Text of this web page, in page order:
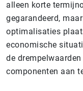
alleen korte
gegarandeerd,
optimalisaties
economische
de
componenten aan